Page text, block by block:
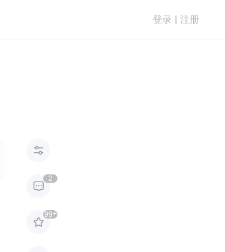
登录 注册


2

99+